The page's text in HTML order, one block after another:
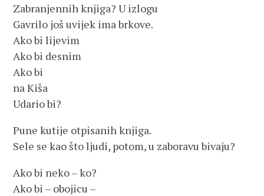
Zabranjennih knjiga? U izlogu
Gavrilo još uvijek ima brkove.
Ako bi lijevim
Ako bi desnim
Ako bi
na Kiša
Udario bi?
Pune kutije otpisanih knjiga.
Sele se kao što ljudi, potom, u zaboravu bivaju?
Ako bi neko – ko?
Ako bi – obojicu –